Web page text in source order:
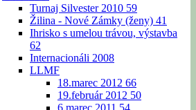
Turnaj Silvester 2010 59
Žilina - Nové Zámky (ženy) 41
Ihrisko s umelou trávou, výstavba
62
Internacionáli 2008
LLMF
18.marec 2012 66
19.február 2012 50
6.marec 2011 54